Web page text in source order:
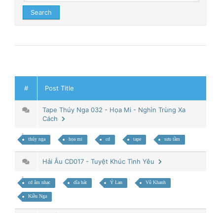
# Post Title
Tape Thúy Nga 032 - Họa Mi - Nghìn Trùng Xa
Cách
thúy nga họa mi cd tape sưu tầm
Hải Âu CD017 - Tuyệt Khúc Tình Yêu
cd âm nhạc dĩa hát Ý Lan Vũ Khanh
Kiều Nga